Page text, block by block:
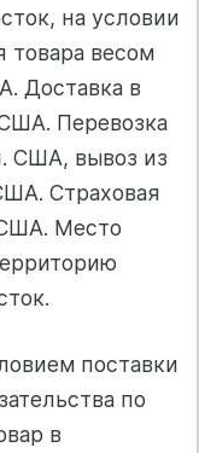
на условии
товара весом
Доставка в
Перевозка
США, вывоз из
Страховая
Место
поставки
по
в